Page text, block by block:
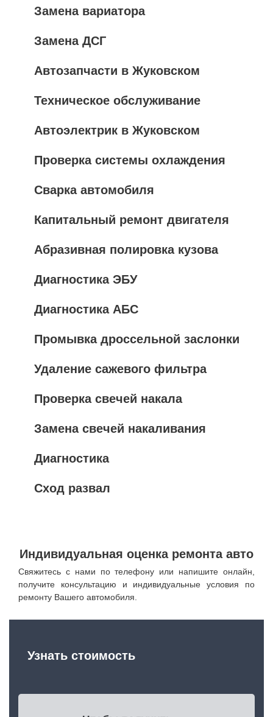
Замена вариатора
Замена ДСГ
Автозапчасти в Жуковском
Техническое обслуживание
Автоэлектрик в Жуковском
Проверка системы охлаждения
Сварка автомобиля
Капитальный ремонт двигателя
Абразивная полировка кузова
Диагностика ЭБУ
Диагностика АБС
Промывка дроссельной заслонки
Удаление сажевого фильтра
Проверка свечей накала
Замена свечей накаливания
Диагностика
Сход развал
Индивидуальная оценка ремонта авто
Свяжитесь с нами по телефону или напишите онлайн,
получите консультацию и индивидуальные условия по
ремонту Вашего автомобиля.
Узнать стоимость